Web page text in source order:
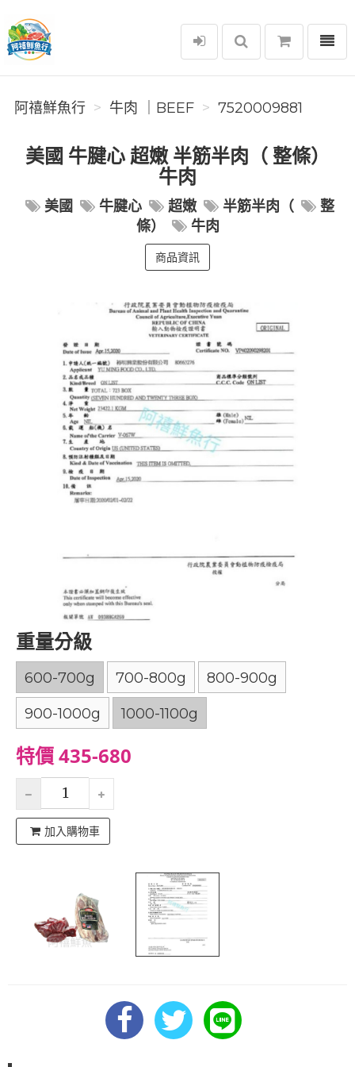
阿禧鮮魚行
選單
阿禧鮮魚行 牛肉 ｜BEEF 7520009881
美國 牛腱心 超嫩 半筋半肉（ 整條）
牛肉
美國 牛腱心 超嫩 半筋半肉（
整
條）
牛肉
商品資訊
重量分級
600-700g 700-800g 800-900g
900-1000g 1000-1100g
特價 435-680
加入購物車